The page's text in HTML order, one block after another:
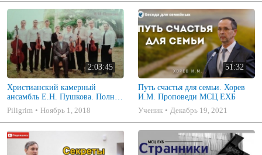
2:03:45
Христианский камерный
ансамбль Е.Н. Пушкова. Полное
собрание
Piligrim Ноябрь 1, 2018
51:32
Путь счастья для семьи. Хорев
И.М. Проповеди МСЦ ЕХБ
Ученик
Декабрь 19, 2021